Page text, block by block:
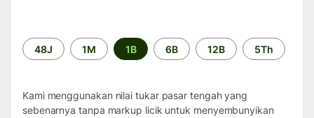
Periode
waktu
48J 1M 1B 6B 12B 5Th
Kami menggunakan nilai tukar pasar tengah yang
sebenarnya tanpa markup licik untuk menyembunyikan